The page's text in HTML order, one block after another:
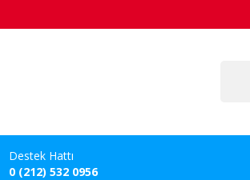
Destek Hattı
0 (212) 532 0956